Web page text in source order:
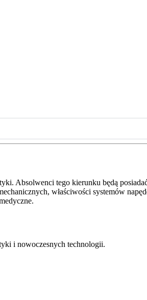
Absolwenci tego kierunku będą
właściwości systemów
i nowoczesnych technologii.